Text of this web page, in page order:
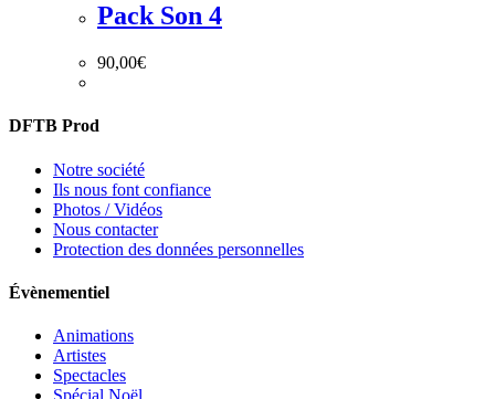
Pack Son 4
90,00€
DFTB Prod
Notre société
Ils nous font confiance
Photos / Vidéos
Nous contacter
Protection des données personnelles
Évènementiel
Animations
Artistes
Spectacles